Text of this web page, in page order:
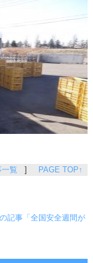
覧 ] PAGE TOP↑
記事「全国安全週間が